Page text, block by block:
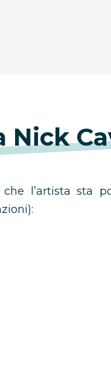
Nick
l’artista sta